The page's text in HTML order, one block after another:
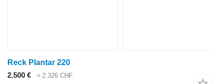
Reck Plantar 220
2.500 €
≈ 2.326 CHF